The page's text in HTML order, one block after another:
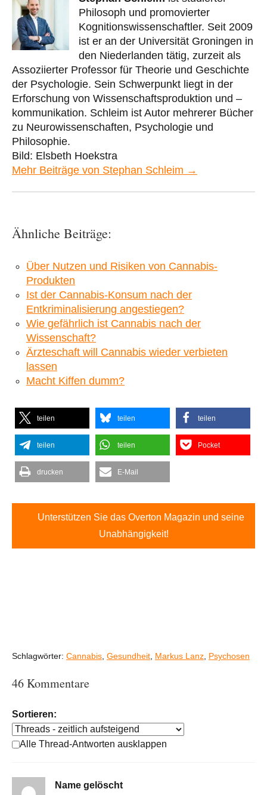
Philosoph und promovierter
Kognitionswissenschaftler. Seit 2009
ist er an der Universität Groningen in
den Niederlanden tätig, zurzeit als
Assoziierter Professor für Theorie und Geschichte
der Psychologie. Sein Schwerpunkt liegt in der
Erforschung von Wissenschaftsproduktion und –
kommunikation. Schleim ist Autor mehrerer Bücher
zu Neurowissenschaften, Psychologie und
Philosophie.
Bild: Elsbeth Hoekstra
Mehr Beiträge von Stephan Schleim →
Ähnliche Beiträge:
Über Nutzen und Risiken von Cannabis-
Produkten
Ist der Cannabis-Konsum nach der
Entkriminalisierung angestiegen?
Wie gefährlich ist Cannabis nach der
Wissenschaft?
Ärzteschaft will Cannabis wieder verbieten
lassen
Macht Kiffen dumm?
teilen teilen teilen
teilen teilen Pocket
drucken E-Mail
Unterstützen Sie das Overton Magazin und seine
Unabhängigkeit!
Schlagwörter: Cannabis Gesundheit Markus Lanz Psychosen
46 Kommentare
Sortieren:
Alle Thread-Antworten ausklappen
Name gelöscht